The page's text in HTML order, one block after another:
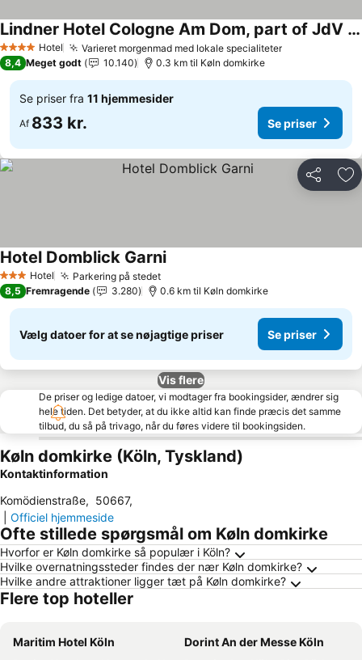
4 StjernerHotel Varieret morgenmad med lokale specialiteter
Lindner Hotel Cologne Am Dom, part of JdV by Hyatt
8,4 Meget godt 10.140 0.3 km til Køln domkirke
Se priser fra 11 hjemmesider
Af 833 kr. Se priser
Del
3 StjernerHotel Parkering på stedet
Hotel Domblick Garni
8,5 Fremragende 3.280 0.6 km til Køln domkirke
Vælg datoer for at se nøjagtige priser Se priser
Vis flere
De priser og ledige datoer, vi modtager fra bookingsider, ændrer sig
hele tiden. Det betyder, at du ikke altid kan finde præcis det samme
tilbud, du så på trivago, når du føres videre til bookingsiden.
Køln domkirke (Köln, Tyskland)
Kontaktinformation
Komödienstraße, 50667,
Officiel hjemmeside
Ofte stillede spørgsmål om Køln domkirke
Hvorfor er Køln domkirke så populær i Köln?
Hvilke overnatningssteder findes der nær Køln domkirke?
Hvilke andre attraktioner ligger tæt på Køln domkirke?
Flere top hoteller
Maritim Hotel Köln
Dorint An der Messe Köln